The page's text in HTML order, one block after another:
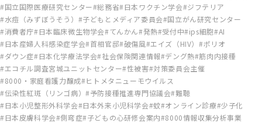
国立国際医療研究センター 総務省 日本ワクチン学会 ジフテリア
水痘（みずぼうそう）
子どもとメディア委員会 国立がん研究センター
消費者庁 日本臨床微生物学会 てんかん 発熱 受付中 ips細胞 AI
日本産婦人科感染症学会 首相官邸 破傷風 エイズ（HIV） ポリオ
ダウン症 日本化学療法学会 社会保険関連情報 デング熱 筋肉内接種
エコチル調査宮城ユニットセンター 性被害 対策委員会主催
8000・家庭看護力醸成 ヒトメタニューモウイルス
伝染性紅斑（リンゴ病） 予防接種推進専門協議会 難聴
日本小児整形外科学会 日本外来小児科学会 蚊 オンライン診療 少子化
日本皮膚科学会 側弯症 子どもの心研修会案内 8000情報収集分析事業